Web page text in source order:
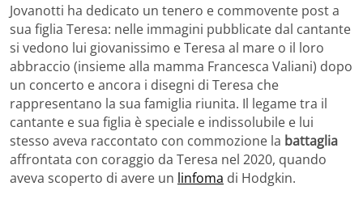
Jovanotti ha dedicato un tenero e commovente post a
sua figlia Teresa: nelle immagini pubblicate dal cantante
si vedono lui giovanissimo e Teresa al mare o il loro
abbraccio (insieme alla mamma Francesca Valiani) dopo
un concerto e ancora i disegni di Teresa che
rappresentano la sua famiglia riunita. Il legame tra il
cantante e sua figlia è speciale e indissolubile e lui
stesso aveva raccontato con commozione la battaglia
affrontata con coraggio da Teresa nel 2020, quando
aveva scoperto di avere un linfoma di Hodgkin.